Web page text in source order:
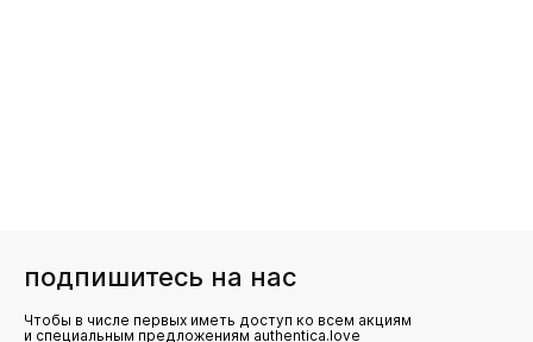
подпишитесь на нас
Чтобы в числе первых иметь доступ ко всем акциям
и специальным предложениям authentica.love